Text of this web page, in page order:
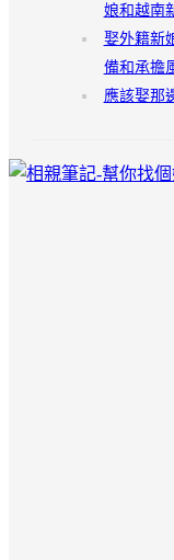
娘和越南
娶外籍新
備和承擔
應該娶那